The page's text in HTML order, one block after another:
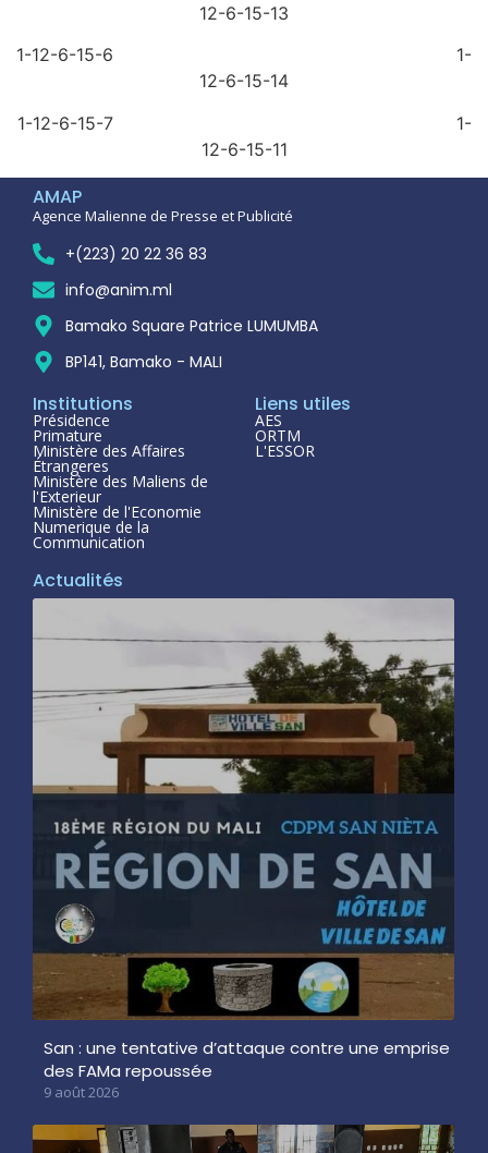
12-6-15-13
1-12-6-15-6 1-
12-6-15-14
1-12-6-15-7 1-
12-6-15-11
AMAP
Agence Malienne de Presse et Publicité
+(223) 20 22 36 83
info@anim.ml
Bamako Square Patrice LUMUMBA
BP141, Bamako - MALI
Institutions
Présidence
Primature
Ministère des Affaires
Étrangeres
Ministère des Maliens de
l'Exterieur
Ministère de l'Economie
Numerique de la
Communication
Liens utiles
AES
ORTM
L'ESSOR
Actualités
San : une tentative d’attaque contre une emprise
des FAMa repoussée
9 août 2026